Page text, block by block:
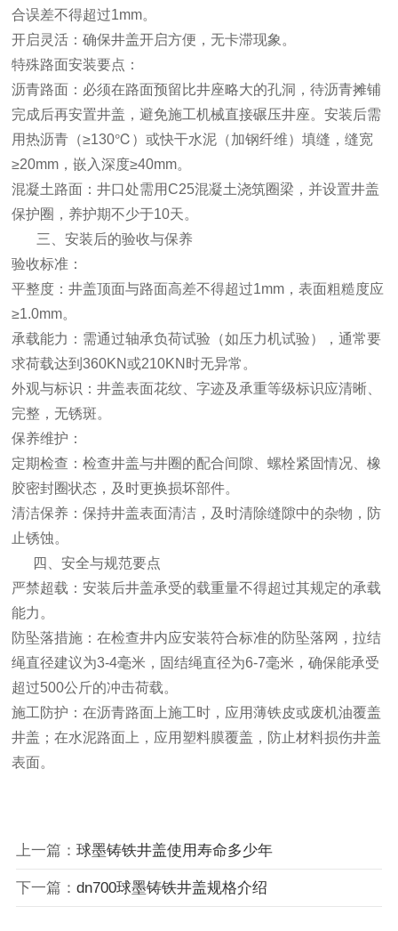
合误差不得超过1mm。
‌开启灵活‌：确保井盖开启方便，无卡滞现象。
‌特殊路面安装要点‌：
‌沥青路面‌：必须在路面预留比井座略大的孔洞，待沥青摊铺
完成后再安置井盖，避免施工机械直接碾压井座。安装后需
用热沥青（≥130℃）或快干水泥（加钢纤维）填缝，缝宽
≥20mm，嵌入深度≥40mm。
‌混凝土路面‌：井口处需用C25混凝土浇筑圈梁，并设置井盖
保护圈，养护期不少于10天。
三、安装后的验收与保养
‌验收标准‌：
‌平整度‌：井盖顶面与路面高差不得超过1mm，表面粗糙度应
≥1.0mm。
‌承载能力‌：需通过轴承负荷试验（如压力机试验），通常要
求荷载达到360KN或210KN时无异常。
‌外观与标识‌：井盖表面花纹、字迹及承重等级标识应清晰、
完整，无锈斑。
‌保养维护‌：
‌定期检查‌：检查井盖与井圈的配合间隙、螺栓紧固情况、橡
胶密封圈状态，及时更换损坏部件。
‌清洁保养‌：保持井盖表面清洁，及时清除缝隙中的杂物，防
止锈蚀。
四、安全与规范要点
‌严禁超载‌：安装后井盖承受的载重量不得超过其规定的承载
能力。
‌防坠落措施‌：在检查井内应安装符合标准的防坠落网，拉结
绳直径建议为3-4毫米，固结绳直径为6-7毫米，确保能承受
超过500公斤的冲击荷载。
‌施工防护‌：在沥青路面上施工时，应用薄铁皮或废机油覆盖
井盖；在水泥路面上，应用塑料膜覆盖，防止材料损伤井盖
表面。
上一篇： 球墨铸铁井盖使用寿命多少年
下一篇： dn700球墨铸铁井盖规格介绍